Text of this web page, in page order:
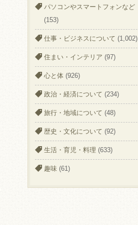
パソコンやスマートフォンなど
(153)
仕事・ビジネスについて (1,002)
住まい・インテリア (97)
心と体 (926)
政治・経済について (234)
旅行・地域について (48)
歴史・文化について (92)
生活・育児・料理 (633)
趣味 (61)